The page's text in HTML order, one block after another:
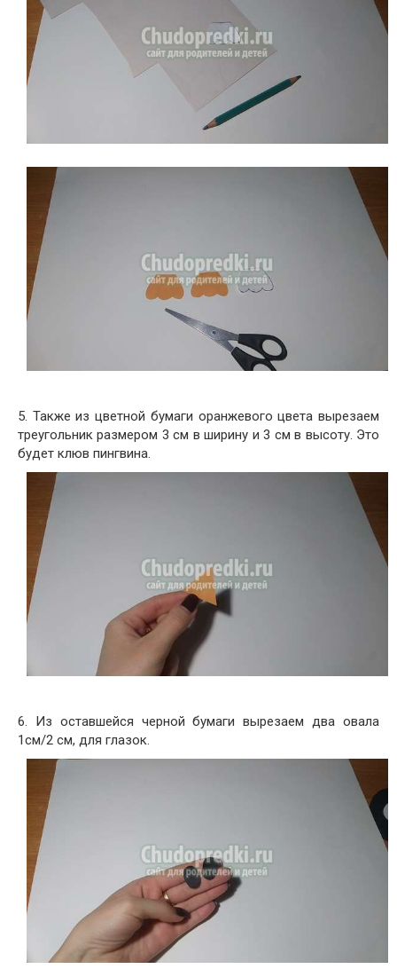
5. Также из цветной бумаги оранжевого цвета вырезаем
треугольник размером 3 см в ширину и 3 см в высоту. Это
будет клюв пингвина.
6. Из оставшейся черной бумаги вырезаем два овала
1см/2 см, для глазок.